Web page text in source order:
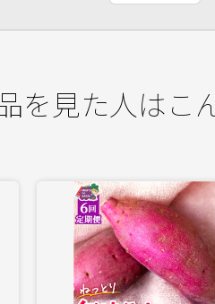
を見た人はこ